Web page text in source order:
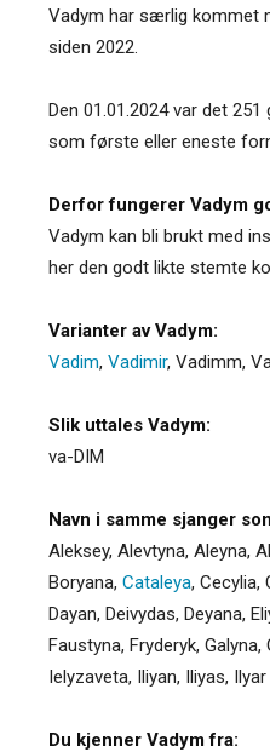
Vadym har særlig kommet
siden 2022.
Den 01.01.2024 var det
som første eller eneste
Derfor fungerer Vadym
Vadym kan bli brukt med
her den godt likte stemte
Varianter av Vadym:
Vadim, Vadimir, Vadimm,
Slik uttales Vadym:
va-DIM
Navn i samme sjanger
Aleksey, Alevtyna, Aleyna,
Boryana, Cataleya, Cecylia,
Dayan, Deivydas, Deyana,
Faustyna, Fryderyk, Galyna,
Ielyzaveta, Iliyan, Iliyas, Ilyar
Du kjenner Vadym fra: